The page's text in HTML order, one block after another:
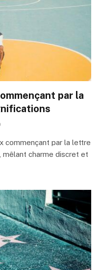
par la
commençant par la lettre
mêlant charme discret et